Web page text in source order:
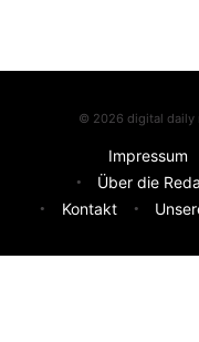
© 2026 digital daily
Impressum
Über die
Kontakt